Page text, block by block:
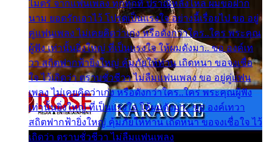
ไมตรี จากแฟนเพลง ทุกทุกที่ ปราณีหลั่งไหล ผมขอฝาก
นาม ยอดรักเอาไว้ โปรดเป็นแรงใจ อย่างนี้เรื่อยไป ขอ อยู่
คู่แฟนเพลง ไม่เคยคิดว่าเก่ง หรือดังกว่าใคร..ใคร พระคุณ
ผู้ฟัง เท่านั้นยิ่งใหญ่ ที่เป็นแรงใจ ให้ผมดังมา.. ขอ องค์เท
วา สถิตฟากฟ้ายิ่งใหญ่ คุ้มภัยให้ท่าน เถิดหนา ขอจงเชื่อ
ใจ ไว้เถิดว่า ตราบชั่วชีวา ไม่ลืมแฟนเพลง ขอ อยู่คู่แฟน
เพลง ไม่เคยคิดว่าเก่ง หรือดังกว่าใคร..ใคร พระคุณผู้ฟัง
เท่านั้นยิ่งใหญ่ ที่เป็นแรงใจ ให้ผมดังมา.. ขอ องค์เทวา
สถิตฟากฟ้ายิ่งใหญ่ คุ้มภัยให้ท่าน เถิดหนา ขอจงเชื่อใจ ไว้
เถิดว่า ตราบชั่วชีวา ไม่ลืมแฟนเพลง